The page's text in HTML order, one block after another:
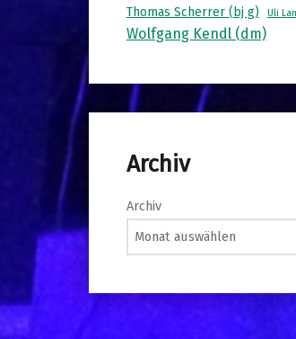
Thomas Scherrer (bj g) Uli
Wolfgang Kendl (dm)
Archiv
Archiv